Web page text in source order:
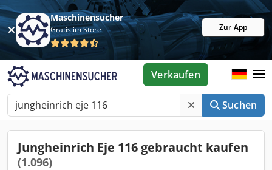
Maschinensucher
Gratis im Store Zur App
Suchen
Verkaufen
Jungheinrich Eje 116 gebraucht kaufen
(1.096)